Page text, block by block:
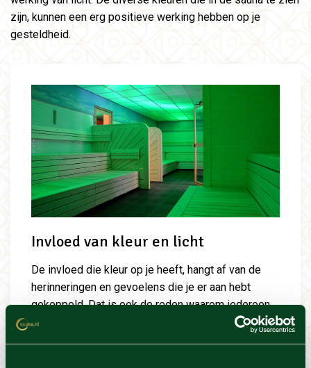
zijn, kunnen een erg positieve werking hebben op je
gesteldheid.
Invloed van kleur en licht
De invloed die kleur op je heeft, hangt af van de
herinneringen en gevoelens die je er aan hebt
gekoppeld. Dat is ook de reden waarom iedereen
een andere favoriete kleur heeft. De hoeveelheid